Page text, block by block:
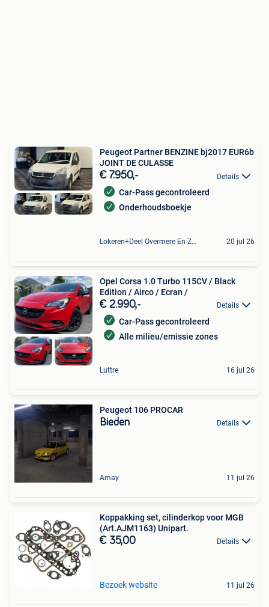
Peugeot Partner BENZINE bj2017 EUR6b
JOINT DE CULASSE
€ 7.950,- Details
Car-Pass gecontroleerd
Onderhoudsboekje
Lokeren+Deel Overmere En Zele 20 jul 26
Opel Corsa 1.0 Turbo 115CV / Black
Edition / Airco / Ecran /
€ 2.990,- Details
Car-Pass gecontroleerd
Alle milieu/emissie zones
Luttre 16 jul 26
Peugeot 106 PROCAR
Bieden Details
Amay 11 jul 26
Koppakking set, cilinderkop voor MGB
(Art.AJM1163) Unipart.
€ 35,00 Details
Bezoek website 11 jul 26